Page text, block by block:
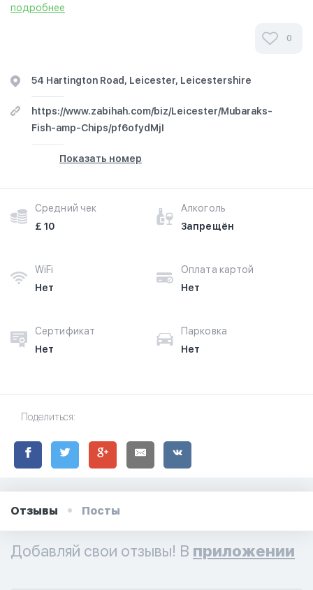
подробнее
0
54 Hartington Road, Leicester, Leicestershire
https://www.zabihah.com/biz/Leicester/Mubaraks-
Fish-amp-Chips/pf6ofydMjI
Показать номер
Средний чек
£ 10
Алкоголь
Запрещён
WiFi
Нет
Оплата картой
Нет
Сертификат
Нет
Парковка
Нет
Поделиться:
Отзывы Посты
Добавляй свои отзывы! В приложении